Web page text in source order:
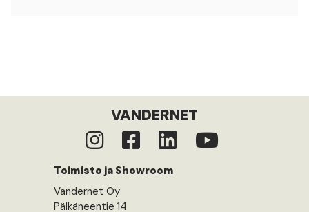
VANDERNET
Toimisto ja Showroom
Vandernet Oy
Pälkäneentie 14